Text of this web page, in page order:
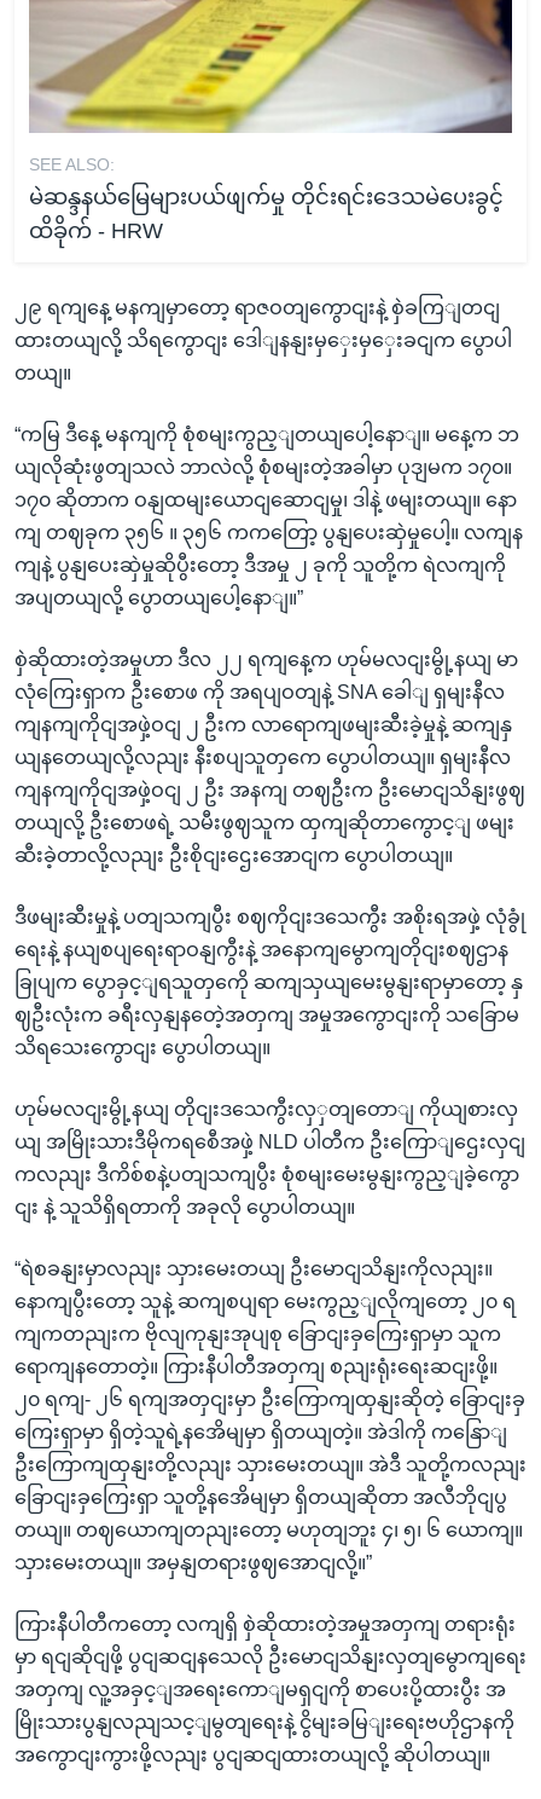
SEE ALSO:
မဲဆန္ဒနယ်မြေများပယ်ဖျက်မှု တိုင်းရင်းဒေသမဲပေးခွင့်
ထိခိုက် - HRW
၂၉ ရကျနေ့ မနကျမှာတော့ ရာဇဝတျကွောငျးနဲ့ စှဲခကြျတငျ
ထားတယျလို့ သိရကွောငျး ဒေါျနနျးမှှေးမှှေးခငျက ပွောပါ
တယျ။
“ကမြ ဒီနေ့ မနကျကို စုံစမျးကွည့ျတယျပေါ့နောျ။ မနေ့က ဘ
ယျလိုဆုံးဖွတျသလဲ ဘာလဲလို့ စုံစမျးတဲ့အခါမှာ ပုဒျမက ၁၇၀။
၁၇၀ ဆိုတာက ဝနျထမျးယောငျဆောငျမှု၊ ဒါနဲ့ ဖမျးတယျ။ နော
ကျ တဈခုက ၃၅၆ ။ ၃၅၆ ကကတြော့ ပွနျပေးဆှဲမှုပေါ့။ လကျန
ကျနဲ့ ပွနျပေးဆှဲမှုဆိုပွီးတော့ ဒီအမှု ၂ ခုကို သူတို့က ရဲလကျကို
အပျတယျလို့ ပွောတယျပေါ့နောျ။”
စှဲဆိုထားတဲ့အမှုဟာ ဒီလ ၂၂ ရကျနေ့က ဟုမ်မလငျးမွို့နယျ မာ
လုံကြေးရှာက ဦးစောဖ ကို အရပျဝတျနဲ့ SNA ခေါျ ရှမျးနီလ
ကျနကျကိုငျအဖှဲ့ဝငျ ၂ ဦးက လာရောကျဖမျးဆီးခဲ့မှုနဲ့ ဆကျနှ
ယျနတေယျလို့လညျး နီးစပျသူတှကေ ပွောပါတယျ။ ရှမျးနီလ
ကျနကျကိုငျအဖှဲ့ဝငျ ၂ ဦး အနကျ တဈဦးက ဦးမောငျသိနျးဖွဈ
တယျလို့ ဦးစောဖရဲ့ သမီးဖွဈသူက ထှကျဆိုတာကွောင့ျ ဖမျး
ဆီးခဲ့တာလို့လညျး ဦးစိုငျးဌေးအောငျက ပွောပါတယျ။
ဒီဖမျးဆီးမှုနဲ့ ပတျသကျပွီး စဈကိုငျးဒသေကွီး အစိုးရအဖှဲ့ လုံခွုံ
ရေးနဲ့ နယျစပျရေးရာဝနျကွီးနဲ့ အနောကျမွောကျတိုငျးစဈဌာန
ခြုပျက ပွောခှင့ျရသူတှကေို ဆကျသှယျမေးမွနျးရာမှာတော့ နှ
ဈဦးလုံးက ခရီးလှနျနတေဲ့အတှကျ အမှုအကွောငျးကို သခြောမ
သိရသေးကွောငျး ပွောပါတယျ။
ဟုမ်မလငျးမွို့နယျ တိုငျးဒသေကွီးလှှတျတောျ ကိုယျစားလှ
ယျ အမြိုးသားဒီမိုကရစေီအဖှဲ့ NLD ပါတီက ဦးကြောျဌေးလှငျ
ကလညျး ဒီကိစ်စနဲ့ပတျသကျပွီး စုံစမျးမေးမွနျးကွည့ျခဲ့ကွော
ငျး နဲ့ သူသိရှိရတာကို အခုလို ပွောပါတယျ။
“ရဲစခနျးမှာလညျး သှားမေးတယျ ဦးမောငျသိနျးကိုလညျး။
နောကျပွီးတော့ သူနဲ့ ဆကျစပျရာ မေးကွည့ျလိုကျတော့ ၂၀ ရ
ကျကတညျးက ဗိုလျကုနျးအုပျစု ခြောငျးခှကြေးရှာမှာ သူက
ရောကျနတောတဲ့။ ကြားနီပါတီအတှကျ စညျးရုံးရေးဆငျးဖို့။
၂၀ ရကျ- ၂၆ ရကျအတှငျးမှာ ဦးကြောကျထှနျးဆိုတဲ့ ခြောငျးခှ
ကြေးရှာမှာ ရှိတဲ့သူရဲ့နအေိမျမှာ ရှိတယျတဲ့။ အဲဒါကို ကနြောျ
ဦးကြောကျထှနျးတို့လညျး သှားမေးတယျ။ အဲဒီ သူတို့ကလညျး
ခြောငျးခှကြေးရှာ သူတို့နအေိမျမှာ ရှိတယျဆိုတာ အလီဘိုငျပွ
တယျ။ တဈယောကျတညျးတော့ မဟုတျဘူး ၄၊ ၅၊ ၆ ယောကျ။
သှားမေးတယျ။ အမှနျတရားဖွဈအောငျလို့။”
ကြားနီပါတီကတော့ လကျရှိ စှဲဆိုထားတဲ့အမှုအတှကျ တရားရုံး
မှာ ရငျဆိုငျဖို့ ပွငျဆငျနသေလို ဦးမောငျသိနျးလှတျမွောကျရေး
အတှကျ လူ့အခှင့ျအရေးကောျမရှငျကို စာပေးပို့ထားပွီး အ
မြိုးသားပွနျလညျသင့ျမွတျရေးနဲ့ ငွိမျးခမြျးရေးဗဟိုဌာနကို
အကွောငျးကွားဖို့လညျး ပွငျဆငျထားတယျလို့ ဆိုပါတယျ။